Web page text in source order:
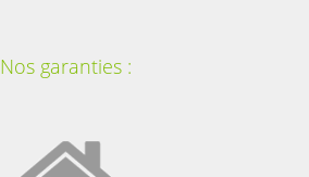
Nos garanties :